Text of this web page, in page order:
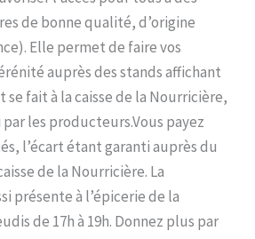
de bonne qualité, d’origine
Elle permet de faire vos
auprès des stands affichant
se fait à la caisse de la Nourricière,
les producteurs.Vous payez
l’écart étant garanti auprès du
de la Nourricière. La
présente à l’épicerie de la
de 17h à 19h. Donnez plus par